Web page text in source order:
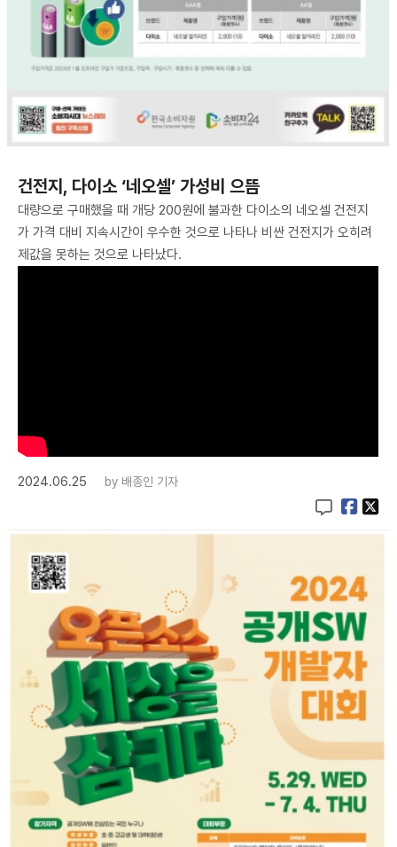
건전지, 다이소 ‘네오셀’ 가성비 으뜸
대량으로 구매했을 때 개당 200원에 불과한 다이소의 네오셀 건전지
가 가격 대비 지속시간이 우수한 것으로 나타나 비싼 건전지가 오히려
제값을 못하는 것으로 나타났다.
2024.06.25 by 배종인 기자